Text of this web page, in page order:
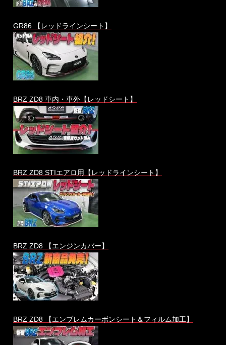
GR86 【レッドラインシート】
BRZ ZD8 車内・車外【レッドシート】
BRZ ZD8 STIエアロ用【レッドラインシート】
BRZ ZD8 【エンジンカバー】
BRZ ZD8 【エンブレムカーボンシート＆フィルム加工】